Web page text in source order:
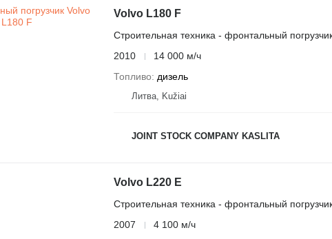
Volvo L180 F
Строительная техника - фронтальный
2010
14 000 м/ч
Топливо
дизель
Литва, Kužiai
JOINT STOCK COMPANY KASLITA
Volvo L220 E
Строительная техника - фронтальный
2007
4 100 м/ч